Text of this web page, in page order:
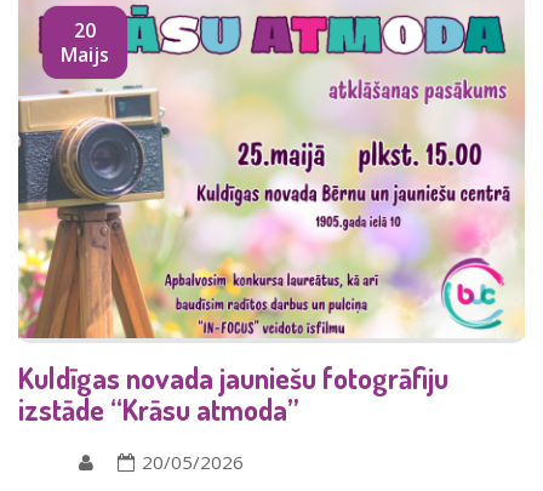
20
Maijs
Kuldīgas novada jauniešu fotogrāfiju
izstāde “Krāsu atmoda”
20/05/2026